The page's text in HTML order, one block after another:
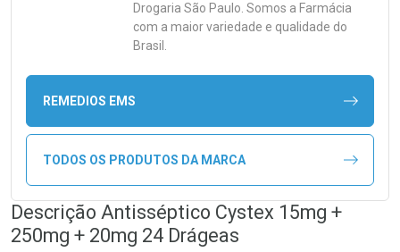
Drogaria São Paulo. Somos a Farmácia
com a maior variedade e qualidade do
Brasil.
REMEDIOS EMS
TODOS OS PRODUTOS DA MARCA
Descrição Antisséptico Cystex 15mg +
250mg + 20mg 24 Drágeas